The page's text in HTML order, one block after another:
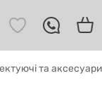
та аксесуари